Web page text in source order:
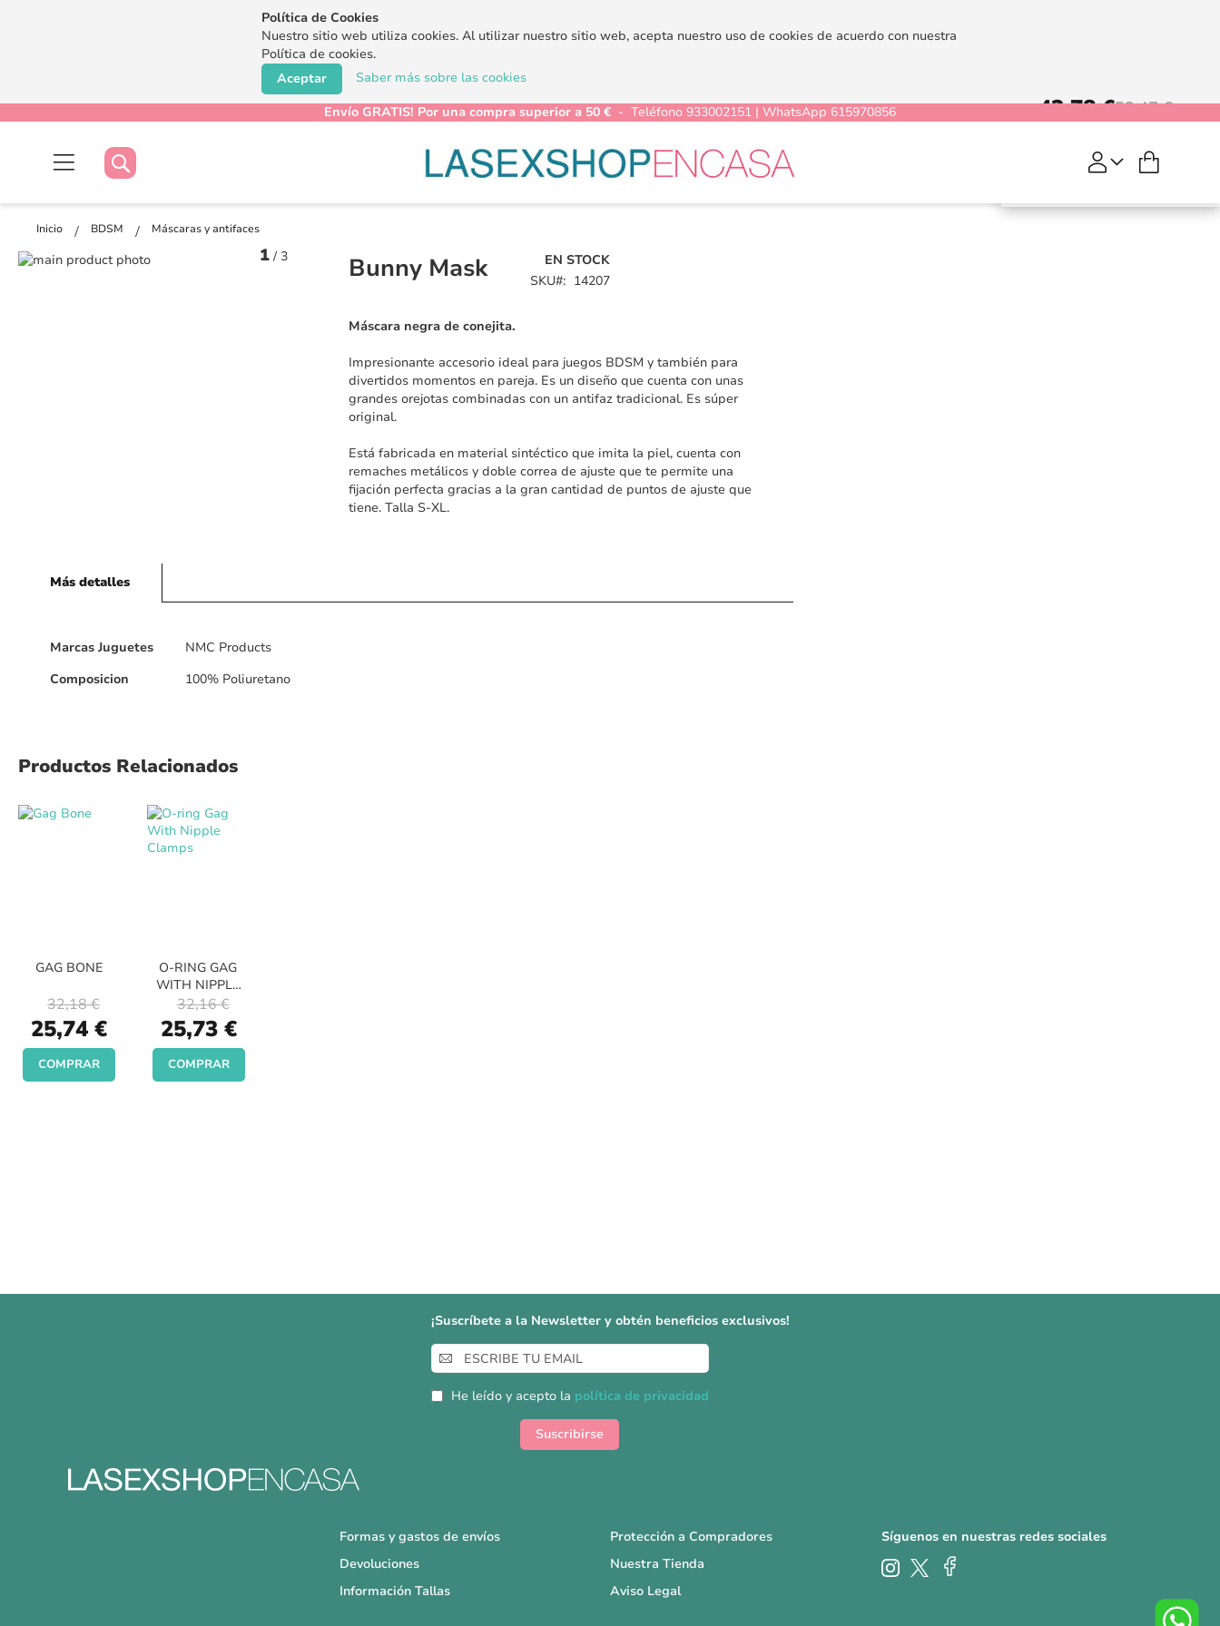
Política de Cookies
Nuestro sitio web utiliza cookies. Al utilizar nuestro sitio web, acepta nuestro uso de cookies de acuerdo con nuestra
Política de cookies.
Saber más sobre las cookies
Aceptar
Envío GRATIS! Por una compra superior a 50 € - Teléfono 933002151 | WhatsApp 615970856
Buscar
Buscar
Inicio BDSM Máscaras y antifaces
Bunny
Mask
42,78 €53,47 €
COMPRAR
Saltar
1 / 3 Bunny Mask
EN STOCK
SKU
14207
Máscara negra de conejita.
Impresionante accesorio ideal para juegos BDSM y también para
divertidos momentos en pareja. Es un diseño que cuenta con unas
grandes orejotas combinadas con un antifaz tradicional. Es súper
original.
Está fabricada en material sintéctico que imita la piel, cuenta con
remaches metálicos y doble correa de ajuste que te permite una
fijación perfecta gracias a la gran cantidad de puntos de ajuste que
tiene. Talla S-XL.
Más detalles
Más
Marcas Juguetes
NMC Products
Composicion
100% Poliuretano
Productos Relacionados
GAG BONE
Special
Price
25,74 €
32,18 €
COMPRAR
O-RING GAG
WITH NIPPLE
CLAMPS
Special
Price
25,73 €
32,16 €
COMPRAR
¡Suscríbete a la Newsletter y obtén beneficios exclusivos!
Inscríbase
a
nuestro
boletín
He leído y acepto la política de privacidad
Suscribirse
Formas y gastos de envíos
Devoluciones
Información Tallas
Protección a Compradores
Nuestra Tienda
Aviso Legal
Síguenos en nuestras redes sociales